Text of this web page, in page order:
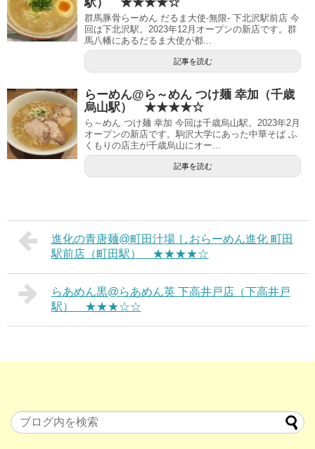
群馬豚骨らーめん だるま大使-無限- 下北沢駅前店 今
回は下北沢駅。2023年12月オープンの新店です。群
馬八幡にあるだるま大使が都...
記事を読む
らーめん@ら～めん つけ麺 幸加（千歳
烏山駅） ★★★★☆
ら～めん つけ麺 幸加 今回は千歳烏山駅。2023年2月
オープンの新店です。駒沢大学にあった中華そば ふ
くもりの店主が千歳烏山にオー...
記事を読む
進化の青唐麺@町田汁場 しおらーめん進化 町田
駅前店（町田駅） ★★★★☆
らあめん黒@らあめん英 下高井戸店（下高井戸
駅） ★★★☆☆